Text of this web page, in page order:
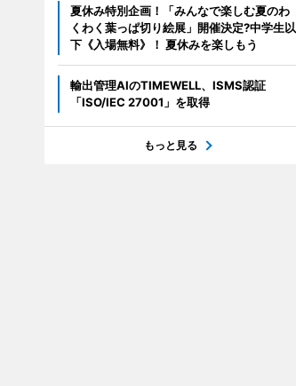
夏休み特別企画！「みんなで楽しむ夏のわ
くわく葉っぱ切り絵展」開催決定?中学生以
下《入場無料》！ 夏休みを楽しもう
輸出管理AIのTIMEWELL、ISMS認証
「ISO/IEC 27001」を取得
もっと見る